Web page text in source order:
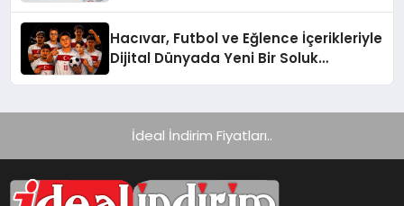
Hacıvar, Futbol ve Eğlence İçerikleriyle
Dijital Dünyada Yeni Bir Soluk
İdeal İndirim Fiyatları..